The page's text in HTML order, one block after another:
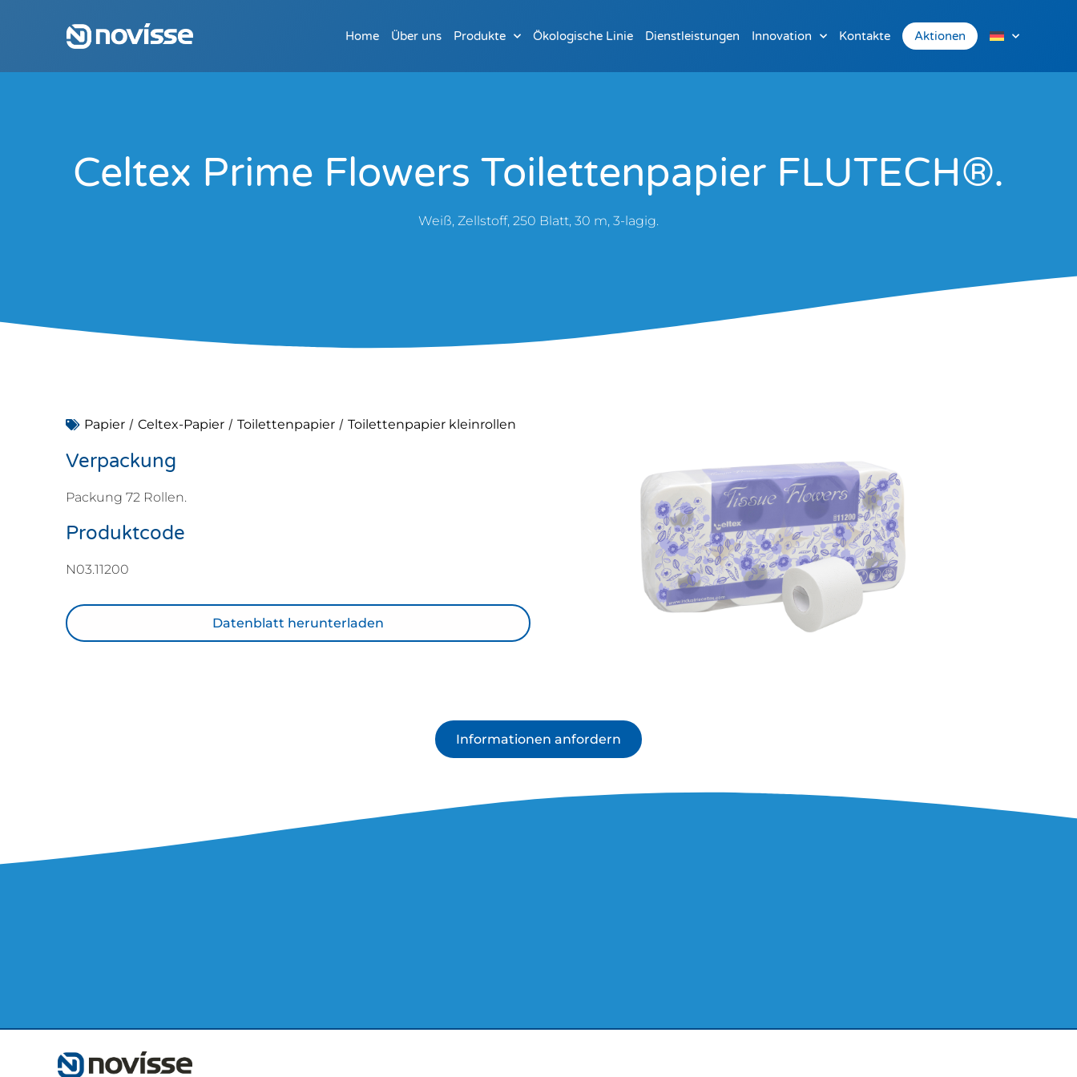
Home Über uns Produkte Ökologische Linie Dienstleistungen Innovation Kontakte Aktionen
Celtex Prime Flowers Toilettenpapier FLUTECH®.
Weiß, Zellstoff, 250 Blatt, 30 m, 3-lagig.
Papier / Celtex-Papier / Toilettenpapier / Toilettenpapier kleinrollen
Verpackung
Packung 72 Rollen.
Produktcode
N03.11200
Datenblatt herunterladen
Informationen anfordern